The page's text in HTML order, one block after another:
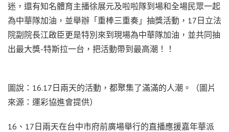
迷，還有知名體育主播徐展元及啦啦隊到場和全場民眾一起
為中華隊加油，並舉辦「重棒三重奏」抽獎活動，17日立法
院副院長江啟臣更是特別來到現場為中華隊加油，並共同抽
出最大獎-特斯拉一台，把活動帶到最高潮！！
圖說：16.17日兩天的活動，都聚集了滿滿的人潮。（圖片
來源：運彩協進會提供）
16、17日兩天在台中市府前廣場舉行的直播應援嘉年華派